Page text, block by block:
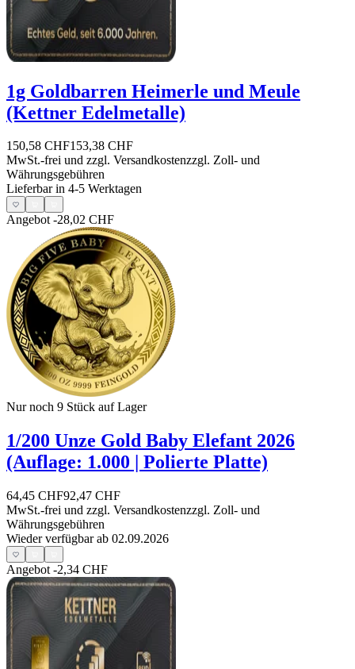
1g Goldbarren Heimerle und Meule
(Kettner Edelmetalle)
150,58 CHF153,38 CHF
MwSt.-frei und zzgl. Versandkostenzzgl. Zoll- und
Währungsgebühren
Lieferbar in 4-5 Werktagen
Angebot-28,02 CHF
Nur noch 9 Stück auf Lager
1/200 Unze Gold Baby Elefant 2026
(Auflage: 1.000 | Polierte Platte)
64,45 CHF92,47 CHF
MwSt.-frei und zzgl. Versandkostenzzgl. Zoll- und
Währungsgebühren
Wieder verfügbar ab 02.09.2026
Angebot -2,34 CHF